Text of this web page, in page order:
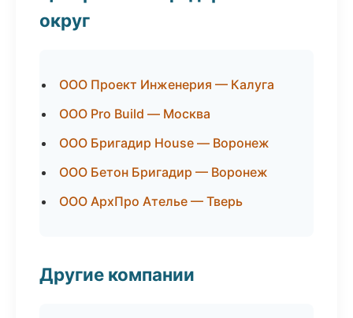
округ
ООО Проект Инженерия — Калуга
ООО Pro Build — Москва
ООО Бригадир House — Воронеж
ООО Бетон Бригадир — Воронеж
ООО АрхПро Ателье — Тверь
Другие компании